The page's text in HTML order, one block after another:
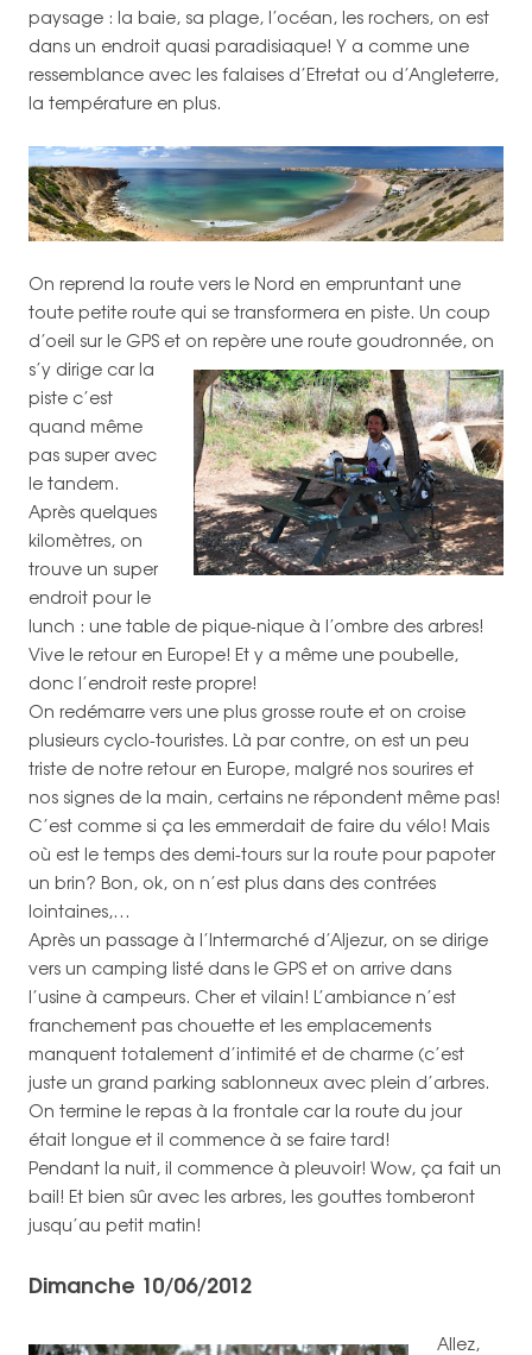
paysage : la baie, sa plage, l’océan, les rochers, on est
dans un endroit quasi paradisiaque! Y a comme une
ressemblance avec les falaises d’Etretat ou d’Angleterre,
la température en plus.
On reprend la route vers le Nord en empruntant une
toute petite route qui se transformera en piste. Un coup
d’oeil sur le GPS et on repère une route goudronnée, on
s’y dirige car la
piste c’est
quand même
pas super avec
le tandem.
Après quelques
kilomètres, on
trouve un super
endroit pour le
lunch : une table de pique-nique à l’ombre des arbres!
Vive le retour en Europe! Et y a même une poubelle,
donc l’endroit reste propre!
On redémarre vers une plus grosse route et on croise
plusieurs cyclo-touristes. Là par contre, on est un peu
triste de notre retour en Europe, malgré nos sourires et
nos signes de la main, certains ne répondent même pas!
C’est comme si ça les emmerdait de faire du vélo! Mais
où est le temps des demi-tours sur la route pour papoter
un brin? Bon, ok, on n’est plus dans des contrées
lointaines,…
Après un passage à l’Intermarché d’Aljezur, on se dirige
vers un camping listé dans le GPS et on arrive dans
l’usine à campeurs. Cher et vilain! L’ambiance n’est
franchement pas chouette et les emplacements
manquent totalement d’intimité et de charme (c’est
juste un grand parking sablonneux avec plein d’arbres.
On termine le repas à la frontale car la route du jour
était longue et il commence à se faire tard!
Pendant la nuit, il commence à pleuvoir! Wow, ça fait un
bail! Et bien sûr avec les arbres, les gouttes tomberont
jusqu’au petit matin!
Dimanche 10/06/2012
Allez,